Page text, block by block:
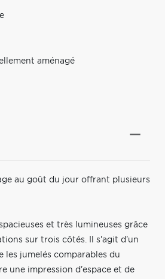
aménagé
au goût du jour offrant plusieurs
et très lumineuses grâce
sur trois côtés. Il s'agit d'un
les jumelés comparables du
une impression d'espace et de